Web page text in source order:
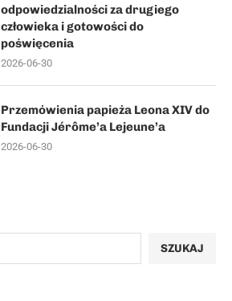
odpowiedzialności za drugiego
człowieka i gotowości do
poświęcenia
2026-06-30
Przemówienia papieża Leona XIV do
Fundacji Jérôme’a Lejeune’a
2026-06-30
SZUKAJ